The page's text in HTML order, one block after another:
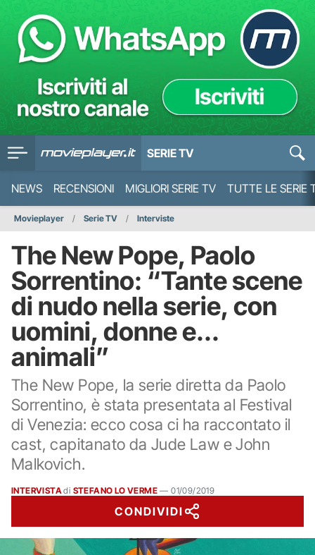
SERIE TV
NEWS RECENSIONI MIGLIORI SERIE TV TUTTE LE SERIE
Movieplayer Serie TV Interviste
The New Pope, Paolo
Sorrentino: “Tante scene
di nudo nella serie, con
uomini, donne e...
animali”
The New Pope, la serie diretta da Paolo
Sorrentino, è stata presentata al Festival
di Venezia: ecco cosa ci ha raccontato il
cast, capitanato da Jude Law e John
Malkovich.
INTERVISTAdi STEFANO LO VERME —01/09/2019
CONDIVIDI